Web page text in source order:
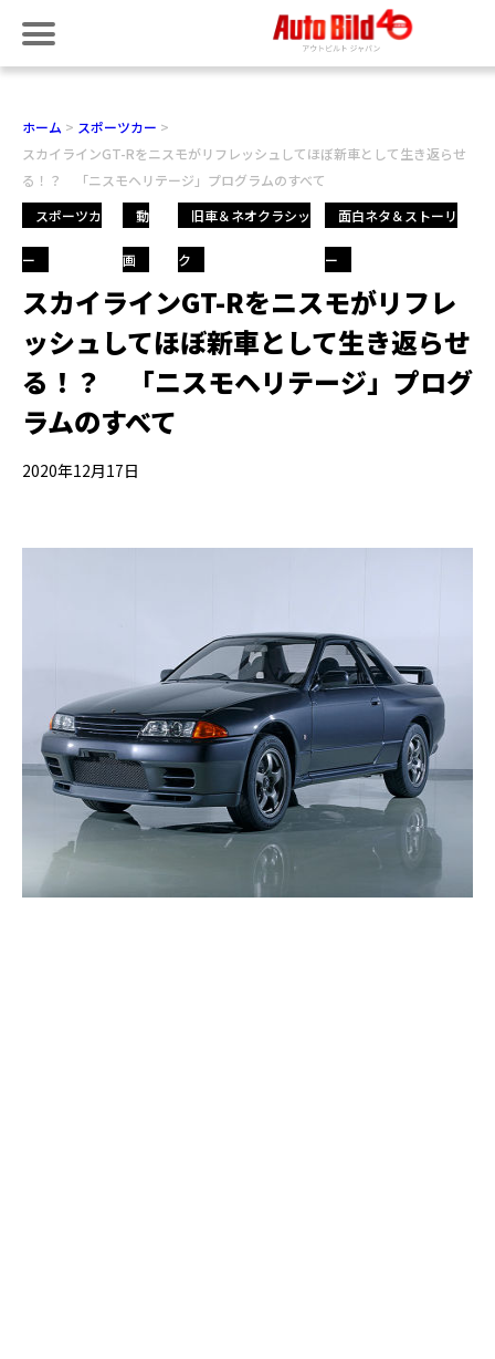
ホーム
スポーツカー
スカイラインGT-Rをニスモがリフレッシュしてほぼ新車として生き返らせ
る！？ 「ニスモヘリテージ」プログラムのすべて
スポーツカ
ー
動
画
旧車＆ネオクラシッ
ク
面白ネタ＆ストーリ
ー
スカイラインGT-Rをニスモがリフレ
ッシュしてほぼ新車として生き返らせ
る！？ 「ニスモヘリテージ」プログ
ラムのすべて
2020年12月17日